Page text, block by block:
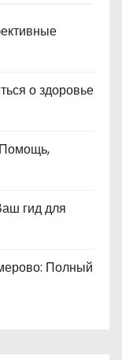
о здоровье
гид для
Полный